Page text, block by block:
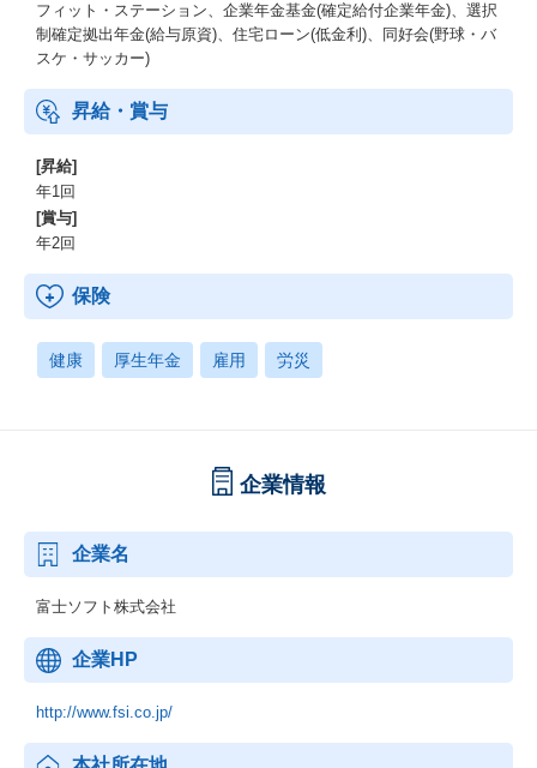
フィット・ステーション、企業年金基金(確定給付企業年金)、選択
制確定拠出年金(給与原資)、住宅ローン(低金利)、同好会(野球・バ
スケ・サッカー)
昇給・賞与
[昇給]
年1回
[賞与]
年2回
保険
健康 厚生年金 雇用 労災
企業情報
企業名
富士ソフト株式会社
企業HP
http://www.fsi.co.jp/